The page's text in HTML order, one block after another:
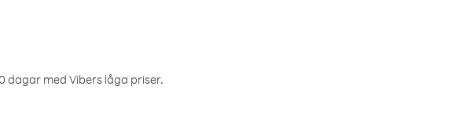
dagar med Vibers låga priser.